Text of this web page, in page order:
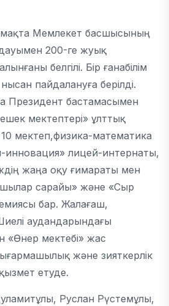
Мемлекет басшысының
200-ге жуық
белгілі. Бір ғанабілім
пайдалануға берілді.
Президент бастамасымен
мектептері» ұлттық
мектеп,физика-математика
инновация» лицей-интернаты,
жаңа оқу ғимараты мен
сарайы» және «Сыр
бар. Жалағаш,
аудандарындағы
«Өнер мектебі» жас
және зияткерлік
етуде.
Руслан Рүстемұлы,